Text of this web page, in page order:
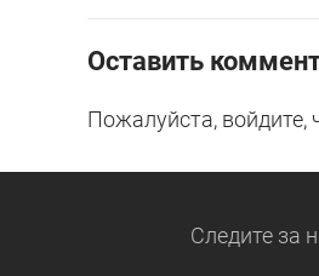
Оставить
Пожалуйста,
Следите за